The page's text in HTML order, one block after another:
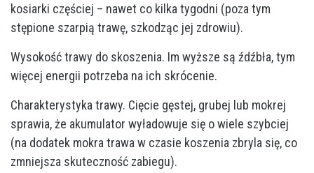
kosiarki częściej – nawet co kilka tygodni (poza tym
stępione szarpią trawę, szkodząc jej zdrowiu).
Wysokość trawy do skoszenia. Im wyższe są źdźbła, tym
więcej energii potrzeba na ich skrócenie.
Charakterystyka trawy. Cięcie gęstej, grubej lub mokrej
sprawia, że akumulator wyładowuje się o wiele szybciej
(na dodatek mokra trawa w czasie koszenia zbryla się, co
zmniejsza skuteczność zabiegu).